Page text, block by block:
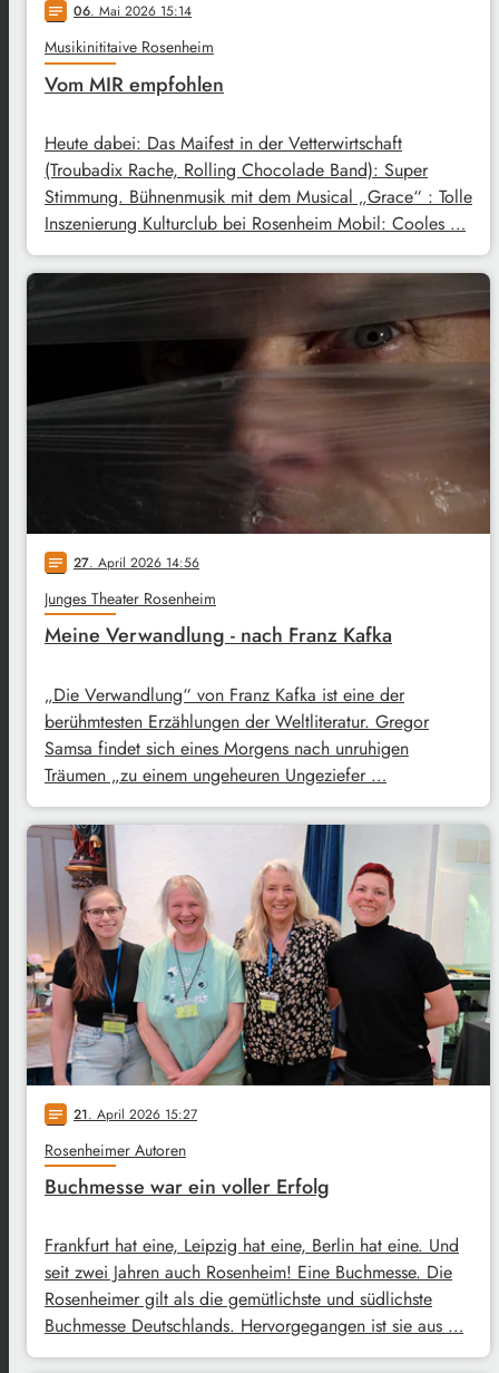
notes 06. Mai 2026 15:14
Musikinititaive Rosenheim
Vom MIR empfohlen
Heute dabei: Das Maifest in der Vetterwirtschaft
(Troubadix Rache, Rolling Chocolade Band): Super
Stimmung. Bühnenmusik mit dem Musical „Grace“ : Tolle
Inszenierung Kulturclub bei Rosenheim Mobil: Cooles …
notes 27. April 2026 14:56
Junges Theater Rosenheim
Meine Verwandlung - nach Franz Kafka
„Die Verwandlung“ von Franz Kafka ist eine der
berühmtesten Erzählungen der Weltliteratur. Gregor
Samsa findet sich eines Morgens nach unruhigen
Träumen „zu einem ungeheuren Ungeziefer …
notes 21. April 2026 15:27
Rosenheimer Autoren
Buchmesse war ein voller Erfolg
Frankfurt hat eine, Leipzig hat eine, Berlin hat eine. Und
seit zwei Jahren auch Rosenheim! Eine Buchmesse. Die
Rosenheimer gilt als die gemütlichste und südlichste
Buchmesse Deutschlands. Hervorgegangen ist sie aus …